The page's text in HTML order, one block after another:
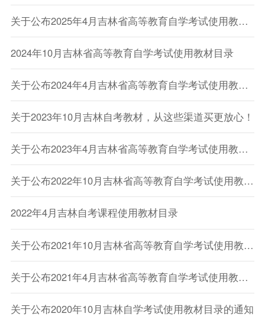
关于公布2025年4月吉林省高等教育自学考试使用教材目录的通知
2024年10月吉林省高等教育自学考试使用教材目录
关于公布2024年4月吉林省高等教育自学考试使用教材目录的通知
关于2023年10月吉林自考教材，从这些渠道买更放心！
关于公布2023年4月吉林省高等教育自学考试使用教材目录的通知
关于公布2022年10月吉林省高等教育自学考试使用教材目录的通知
2022年4月吉林自考课程使用教材目录
关于公布2021年10月吉林省高等教育自学考试使用教材目录的通知
关于公布2021年4月吉林省高等教育自学考试使用教材目录的通知
关于公布2020年10月吉林自学考试使用教材目录的通知